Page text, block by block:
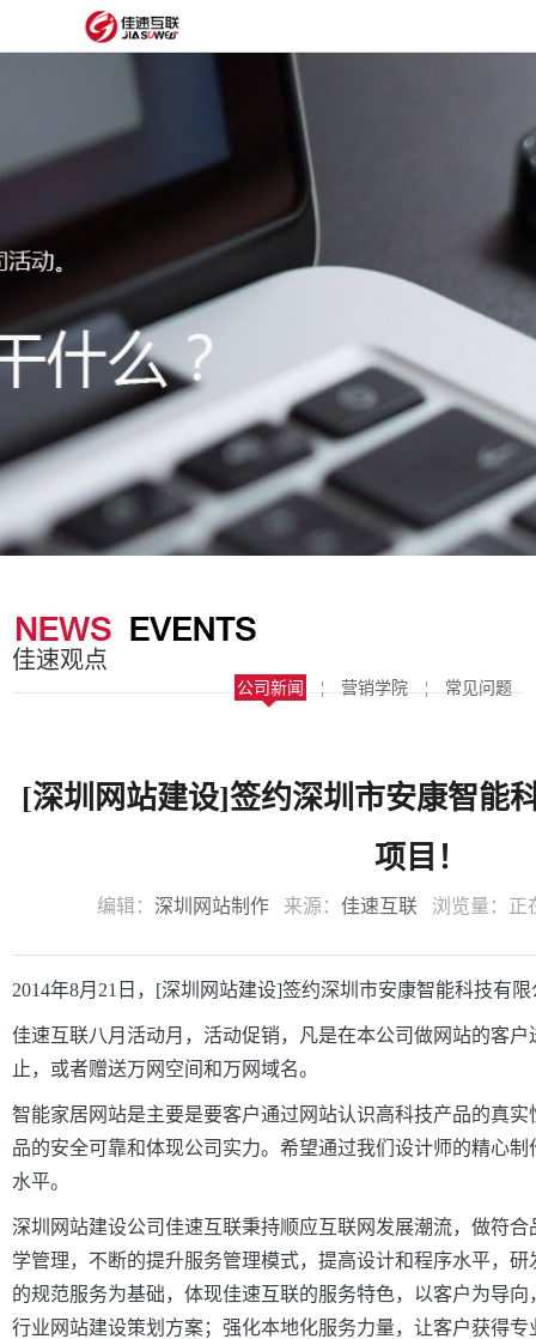
设
网
建
制
板
抖
获
里
服
经
案
站
圈
子
关
佳速观点
公司新闻 ¦ 营销学院 ¦ 常见问题
[深圳网站建设]签约深圳市安康智能
项目！
编辑： 深圳网站制作来源： 佳速互联浏览量： 正
2014年8月21日，[深圳网站建设]签约深圳市安康智能科技有
佳速互联八月活动月，活动促销，凡是在本公司做网站的客户
止，或者赠送万网空间和万网域名。
智能家居网 站是主要是要客户通过网站认识高科技产品的真
品的安全可靠和体现公司实力。 希望通过我们设计师的精心制
水平。
深圳网站建设公司佳速互联秉持顺应互联网发展潮流，做符
学管理，不断的提升服务管理模式，提高设计和程序水平，
的规范服务为基础，体现佳速互联的服务特色，以客户为导
行业网站建设策划方案；强化本地化服务力量，让客户获得